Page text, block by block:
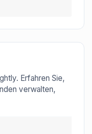
Erfahren Sie,
verwalten,